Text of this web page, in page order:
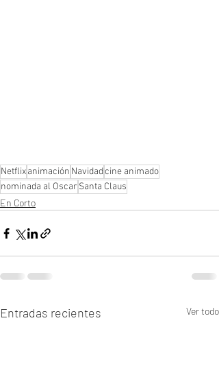
Netflixanimación Navidadcine animado
nominada al Oscar Santa Claus
En Corto
Entradas recientes Ver todo